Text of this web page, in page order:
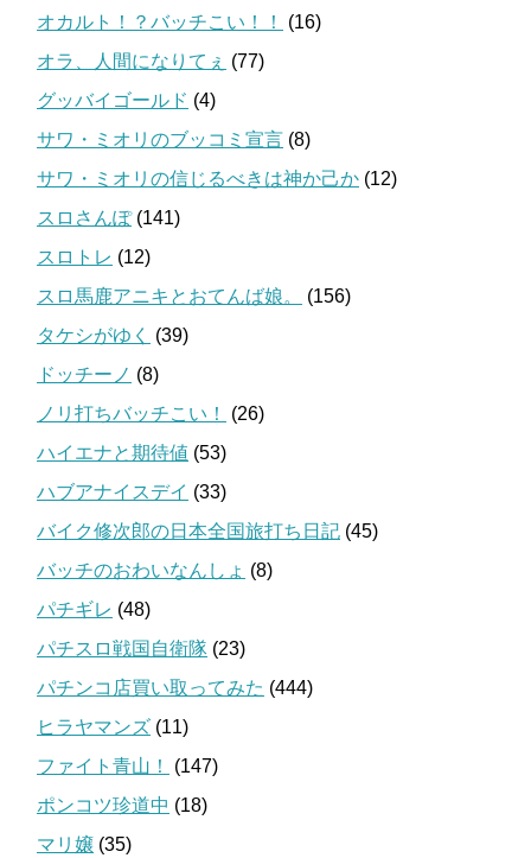
オカルト！？バッチこい！！
(16)
オラ、人間になりてぇ (77)
グッバイゴールド (4)
サワ・ミオリのブッコミ宣言 (8)
サワ・ミオリの信じるべきは神か己か (12)
スロさんぽ(141)
スロトレ (12)
スロ馬鹿アニキとおてんば娘。
(156)
タケシがゆく
(39)
ドッチーノ (8)
ノリ打ちバッチこい！
(26)
ハイエナと期待値 (53)
ハブアナイスデイ (33)
バイク修次郎の日本全国旅打ち日記 (45)
バッチのおわいなんしょ (8)
パチギレ (48)
パチスロ戦国自衛隊 (23)
パチンコ店買い取ってみた (444)
ヒラヤマンズ (11)
ファイト青山！
(147)
ポンコツ珍道中 (18)
マリ嬢 (35)